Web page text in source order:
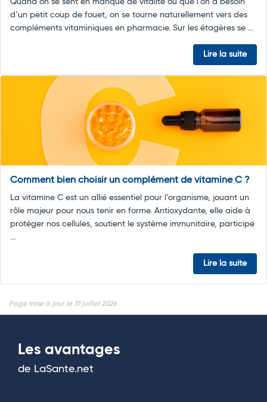
Quand on se sent en manque de vitalité ou que l’on a besoin
d’un petit coup de fouet, on se tourne naturellement vers des
compléments vitaminiques en pharmacie. Sur les étagères se ...
Lire la suite
Comment bien choisir un complément de vitamine C ?
La vitamine C est un allié essentiel pour l’organisme, jouant un
rôle majeur pour nous tenir en forme. Antioxydante, elle aide à
protéger nos cellules, soutient le système immunitaire, participe
...
Lire la suite
Page mise à jour le 31 juillet 2026
Les avantages
de LaSante.net